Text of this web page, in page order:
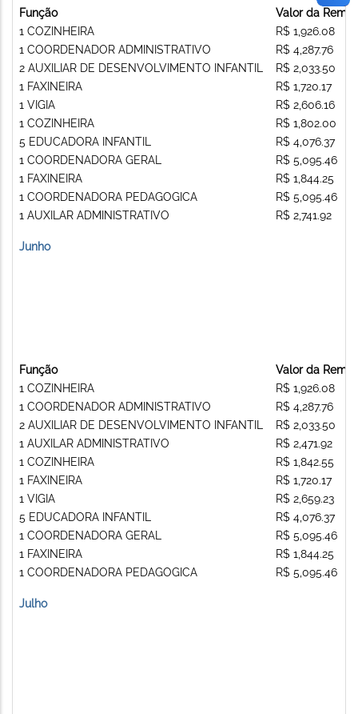
Função
1 COZINHEIRA
1 COORDENADOR ADMINISTRATIVO
2 AUXILIAR DE DESENVOLVIMENTO INFANTIL
1 FAXINEIRA
1 VIGIA
1 COZINHEIRA
5 EDUCADORA INFANTIL
1 COORDENADORA GERAL
1 FAXINEIRA
1 COORDENADORA PEDAGOGICA
1 AUXILAR ADMINISTRATIVO
Valor da
R$ 1,926.08
R$ 4,287.76
R$ 2,033.50
R$ 1,720.17
R$ 2,606.16
R$ 1,802.00
R$ 4,076.37
R$ 5,095.46
R$ 1,844.25
R$ 5,095.46
R$ 2,741.92
Junho
Função
1 COZINHEIRA
1 COORDENADOR ADMINISTRATIVO
2 AUXILIAR DE DESENVOLVIMENTO INFANTIL
1 AUXILAR ADMINISTRATIVO
1 COZINHEIRA
1 FAXINEIRA
1 VIGIA
5 EDUCADORA INFANTIL
1 COORDENADORA GERAL
1 FAXINEIRA
1 COORDENADORA PEDAGOGICA
Valor da
R$ 1,926.08
R$ 4,287.76
R$ 2,033.50
R$ 2,471.92
R$ 1,842.55
R$ 1,720.17
R$ 2,659.23
R$ 4,076.37
R$ 5,095.46
R$ 1,844.25
R$ 5,095.46
Julho